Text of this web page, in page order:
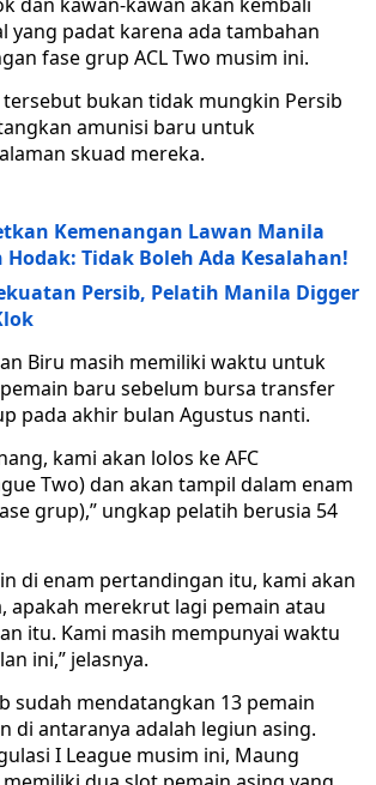
yang padat karena ada tambahan
fase grup ACL Two musim ini.
bukan tidak mungkin Persib
amunisi baru untuk
skuad mereka.
Kemenangan Lawan Manila
Hodak: Tidak Boleh Ada Kesalahan!
Persib, Pelatih Manila Digger
Biru masih memiliki waktu untuk
baru sebelum bursa transfer
pada akhir bulan Agustus nanti.
kami akan lolos ke AFC
Two) dan akan tampil dalam enam
grup),” ungkap pelatih berusia 54
di enam pertandingan itu, kami akan
apakah merekrut lagi pemain atau
itu. Kami masih mempunyai waktu
ini,” jelasnya.
sudah mendatangkan 13 pemain
di antaranya adalah legiun asing.
I League musim ini, Maung